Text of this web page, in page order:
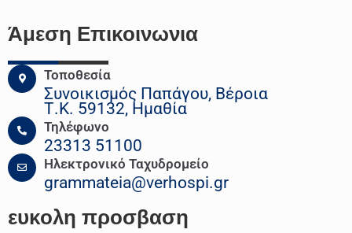
Άμεση Επικοινωνια
Τοποθεσία
Συνοικισμός Παπάγου, Βέροια
Τ.Κ. 59132, Ημαθία
Τηλέφωνο
23313 51100
Ηλεκτρονικό Ταχυδρομείο
grammateia@verhospi.gr
ευκολη προσβαση